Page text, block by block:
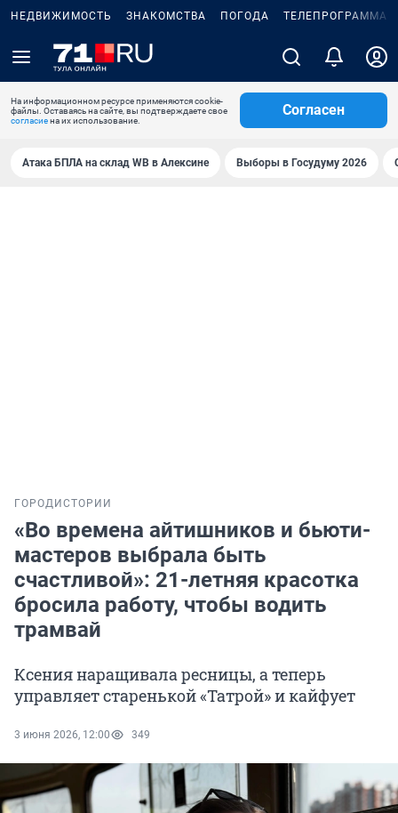
НЕДВИЖИМОСТЬ ЗНАКОМСТВА ПОГОДА ТЕЛЕПРОГРАММА
На информационном ресурсе применяются cookie-
файлы. Оставаясь на сайте, вы подтверждаете свое
согласиена их использование.
Согласен
Атака БПЛА на склад WB в Алексине Выборы в Госудуму 2026
ГОРОД ИСТОРИИ
«Во времена айтишников и бьюти-
мастеров выбрала быть
счастливой»: 21-летняя красотка
бросила работу, чтобы водить
трамвай
Ксения наращивала ресницы, а теперь
управляет старенькой «Татрой» и кайфует
3 июня 2026, 12:00 349